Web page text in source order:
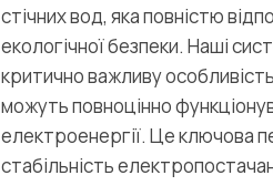
стічних вод, яка повністю
екологічної безпеки. Наші
критично важливу
можуть повноцінно
електроенергії. Це ключова
стабільність